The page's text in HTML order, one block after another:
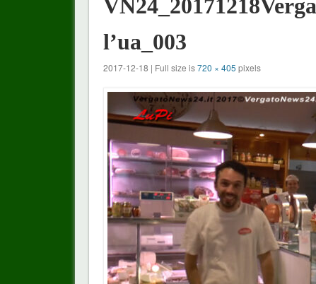
l’ua_003
2017-12-18 | Full size is720 × 405 pixels